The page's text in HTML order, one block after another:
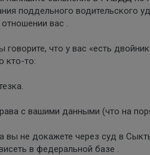
поддельного водительского
вас .
что у вас «есть
кто-то:
с вашими данными (что на
вы не докажете через суд в
в федеральной базе .